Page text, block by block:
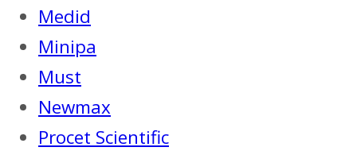
Medid
Minipa
Must
Newmax
Procet Scientific